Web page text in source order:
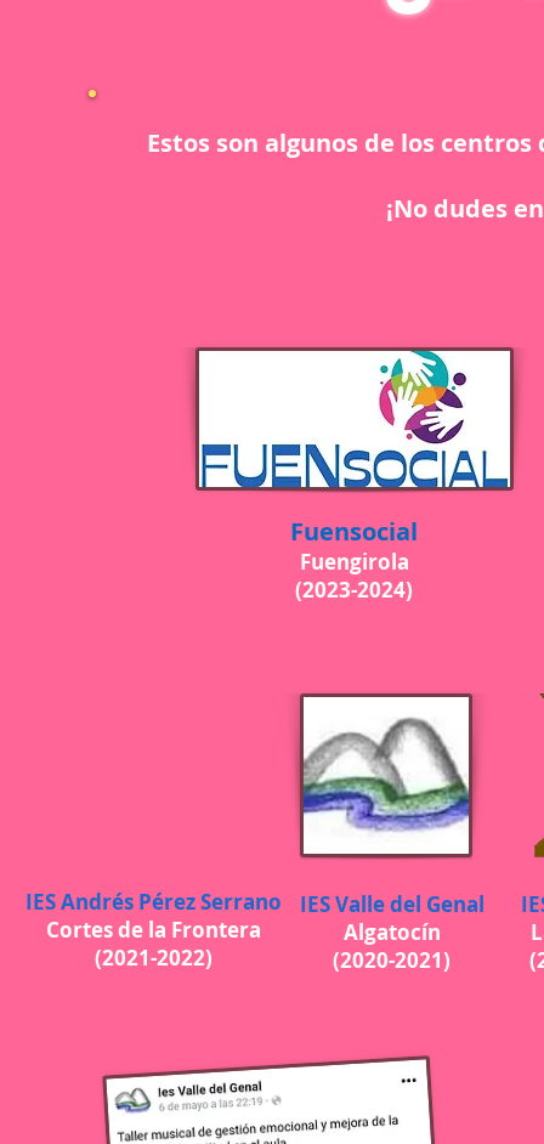
Estos son algunos de los
¡No dudes
Fuensocial
Fuengirola
(2023-2024)
IES Andrés Pérez Serrano
Cortes de la Frontera
(2021-2022)
IES Valle del Genal
Algatocín
(2020-2021)